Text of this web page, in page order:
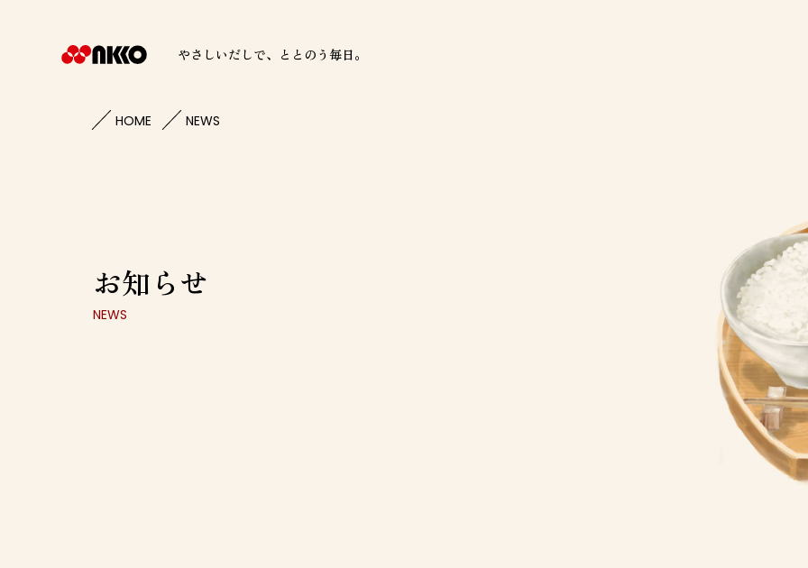
ニッコーフーズロゴ
やさしいだしで、 ととのう毎日。
HOME NEWS
お知らせ
NEWS